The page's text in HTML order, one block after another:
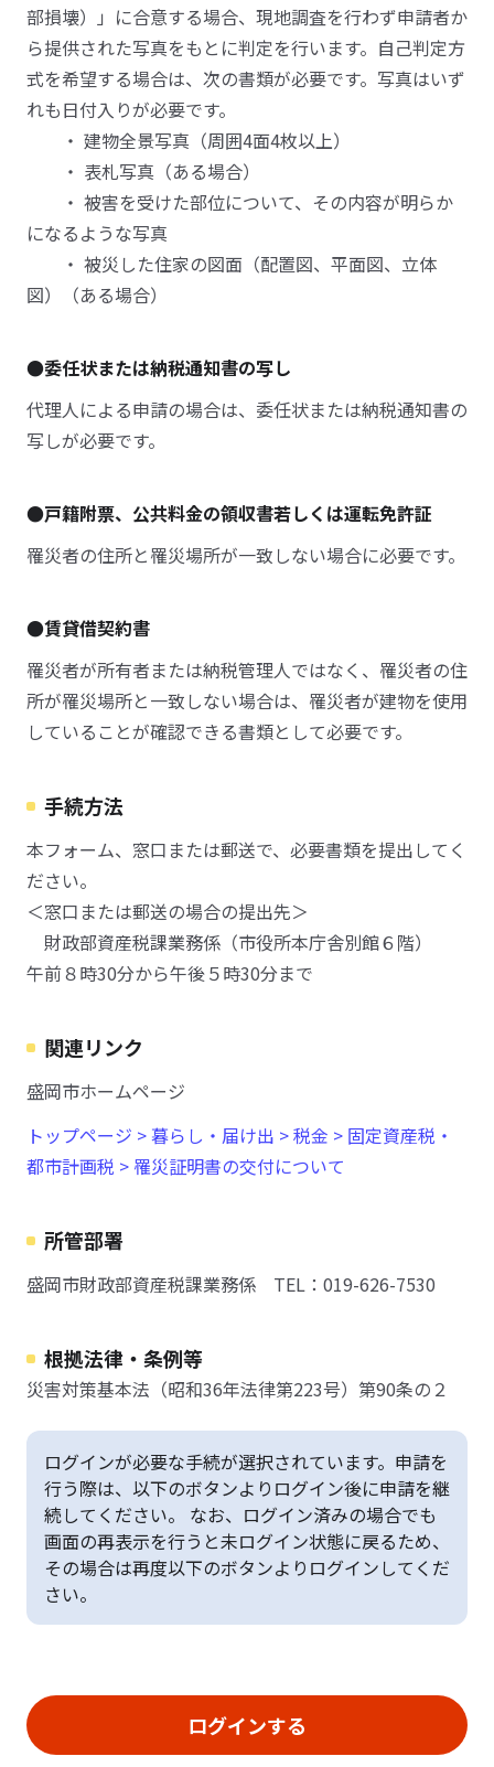
部損壊）」に合意する場合、現地調査を行わず申請者か
ら提供された写真をもとに判定を行います。自己判定方
式を希望する場合は、次の書類が必要です。写真はいず
れも日付入りが必要です。
・ 建物全景写真（周囲4面4枚以上）
・ 表札写真（ある場合）
・ 被害を受けた部位について、その内容が明らか
になるような写真
・ 被災した住家の図面（配置図、平面図、立体
図）（ある場合）
●委任状または納税通知書の写し
代理人による申請の場合は、委任状または納税通知書の
写しが必要です。
●戸籍附票、公共料金の領収書若しくは運転免許証
罹災者の住所と罹災場所が一致しない場合に必要です。
●賃貸借契約書
罹災者が所有者または納税管理人ではなく、罹災者の住
所が罹災場所と一致しない場合は、罹災者が建物を使用
していることが確認できる書類として必要です。
手続方法
本フォーム、窓口または郵送で、必要書類を提出してく
ださい。
＜窓口または郵送の場合の提出先＞
財政部資産税課業務係（市役所本庁舎別館６階）
午前８時30分から午後５時30分まで
関連リンク
盛岡市ホームページ
トップページ > 暮らし・届け出 > 税金 > 固定資産税・
都市計画税 > 罹災証明書の交付について
所管部署
盛岡市財政部資産税課業務係 TEL：019-626-7530
根拠法律・条例等
災害対策基本法（昭和36年法律第223号）第90条の２
ログインが必要な手続が選択されています。申請を
行う際は、以下のボタンよりログイン後に申請を継
続してください。 なお、ログイン済みの場合でも
画面の再表示を行うと未ログイン状態に戻るため、
その場合は再度以下のボタンよりログインしてくだ
さい。